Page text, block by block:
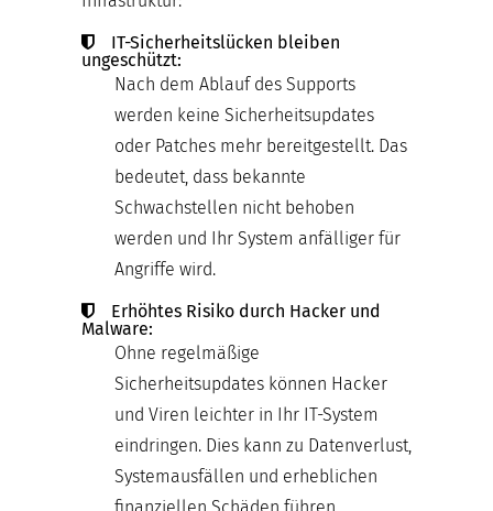
IT-Sicherheitslücken bleiben
ungeschützt:
Nach dem Ablauf des Supports
werden keine Sicherheitsupdates
oder Patches mehr bereitgestellt. Das
bedeutet, dass bekannte
Schwachstellen nicht behoben
werden und Ihr System anfälliger für
Angriffe wird.
Erhöhtes Risiko durch Hacker und
Malware:
Ohne regelmäßige
Sicherheitsupdates können Hacker
und Viren leichter in Ihr IT-System
eindringen. Dies kann zu Datenverlust,
Systemausfällen und erheblichen